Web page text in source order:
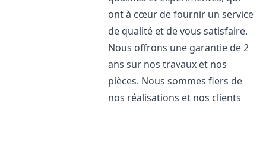
ont à cœur de fournir un service
de qualité et de vous satisfaire.
Nous offrons une garantie de 2
ans sur nos travaux et nos
pièces. Nous sommes fiers de
nos réalisations et nos clients